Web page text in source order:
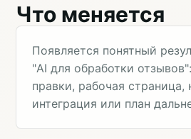
Что меняется
Появляется понятный
"AI для обработки
правки, рабочая страница,
интеграция или план